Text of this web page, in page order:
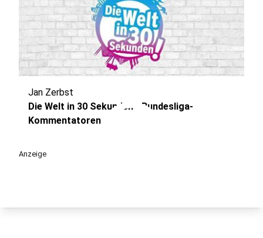
play_circle
Jan Zerbst
Die Welt in 30 Sekunden - Bundesliga-
Kommentatoren
Anzeige